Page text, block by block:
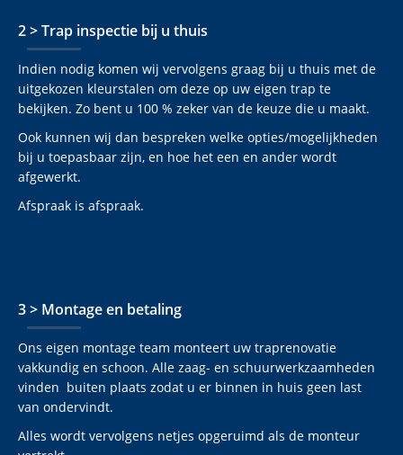
2 > Trap inspectie bij u thuis
Indien nodig komen wij vervolgens graag bij u thuis met de
uitgekozen kleurstalen om deze op uw eigen trap te
bekijken. Zo bent u 100 % zeker van de keuze die u maakt.
Ook kunnen wij dan bespreken welke opties/mogelijkheden
bij u toepasbaar zijn, en hoe het een en ander wordt
afgewerkt.
Afspraak is afspraak.
3 > Montage en betaling
Ons eigen montage team monteert uw traprenovatie
vakkundig en schoon. Alle zaag- en schuurwerkzaamheden
vinden buiten plaats zodat u er binnen in huis geen last
van ondervindt.
Alles wordt vervolgens netjes opgeruimd als de monteur